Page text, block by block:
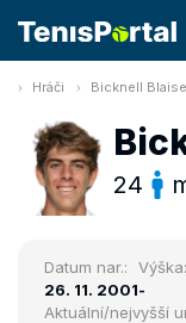
Hráči Bicknell Blaise
24
Datum nar.:
26. 11. 2001
Výška:
-
Aktuální/nejvyšší